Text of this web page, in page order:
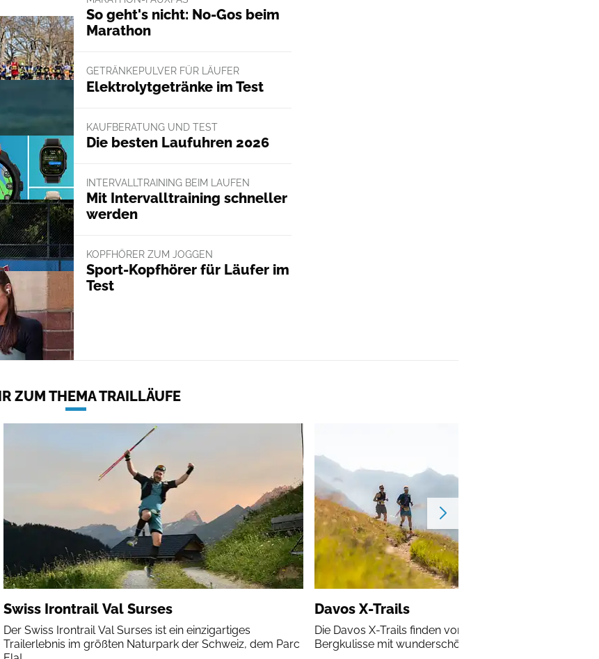
So geht's nicht: No-Gos beim
Marathon
GETRÄNKEPULVER FÜR LÄUFER
Elektrolytgetränke im Test
KAUFBERATUNG UND TEST
Die besten Laufuhren 2026
INTERVALLTRAINING BEIM LAUFEN
Mit Intervalltraining schneller
werden
KOPFHÖRER ZUM JOGGEN
Sport-Kopfhörer für Läufer im
Test
ZUM THEMA TRAILLÄUFE
Swiss Irontrail Val Surses
Der Swiss Irontrail Val Surses ist ein einzigartiges
Trailerlebnis im größten Naturpark der Schweiz, dem Parc
Davos X-Trails
Die Davos X-Trails finden vor einer atemberaubenden
Bergkulisse mit wunderschönen Landschaften statt.